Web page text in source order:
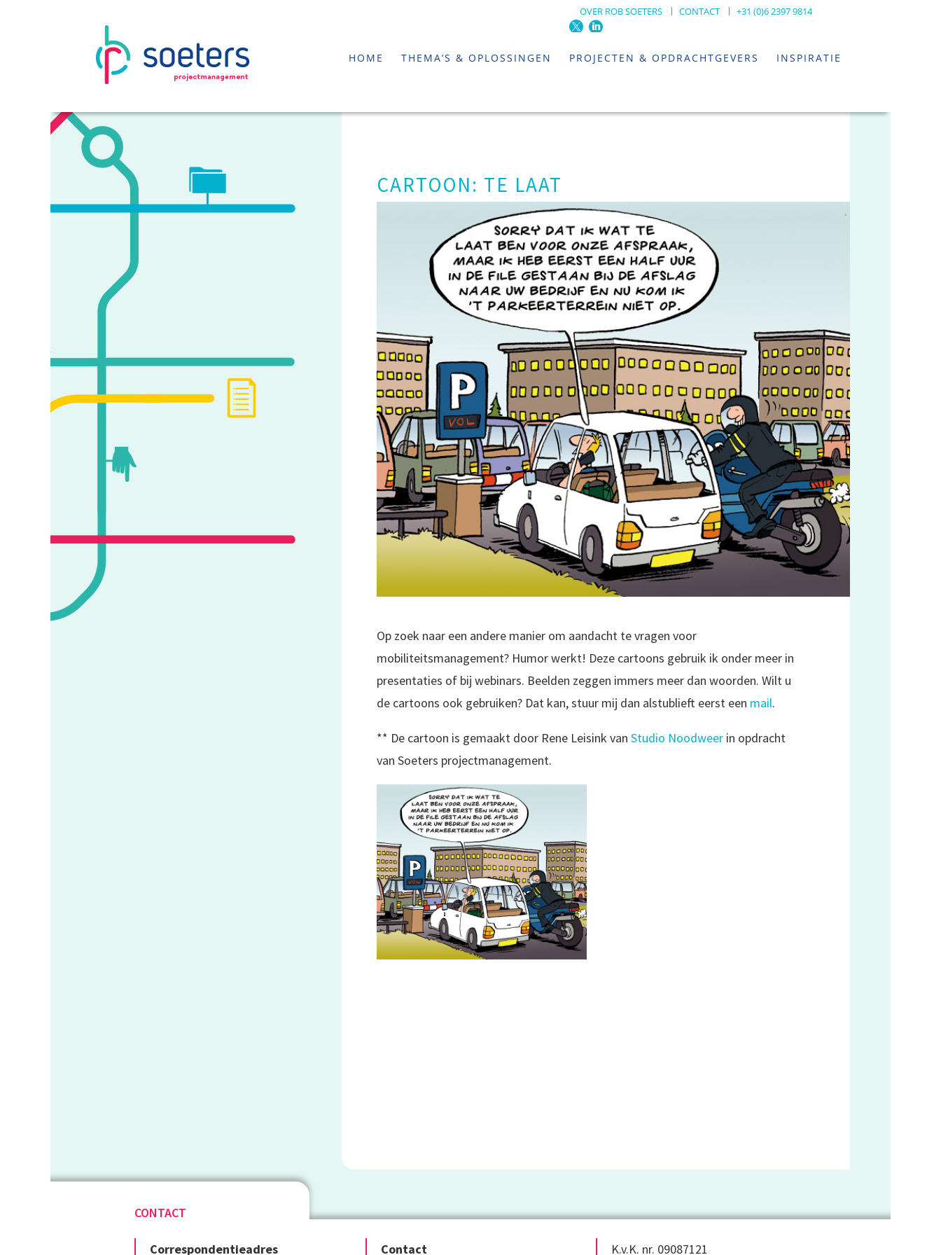
OVER ROB SOETERS CONTACT +31 (0)6 2397 9814
HOME THEMA’S & OPLOSSINGEN PROJECTEN & OPDRACHTGEVERS INSPIRATIE
CARTOON: TE LAAT
Op zoek naar een andere manier om aandacht te vragen voor
mobiliteitsmanagement? Humor werkt! Deze cartoons gebruik ik onder meer in
presentaties of bij webinars. Beelden zeggen immers meer dan woorden. Wilt u
de cartoons ook gebruiken? Dat kan, stuur mij dan alstublieft eerst een mail.
** De cartoon is gemaakt door Rene Leisink van Studio Noodweerin opdracht
van Soeters projectmanagement.
CONTACT
Correspondentieadres Contact K.v.K. nr. 09087121